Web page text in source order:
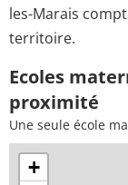
les-Marais
territoire.
Ecoles
proximité
Une seule école
+